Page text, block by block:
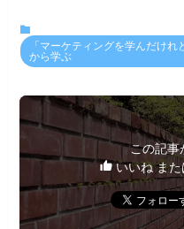
「マーケティングを学んだけれ
から学ぶ
この記事
いいね また